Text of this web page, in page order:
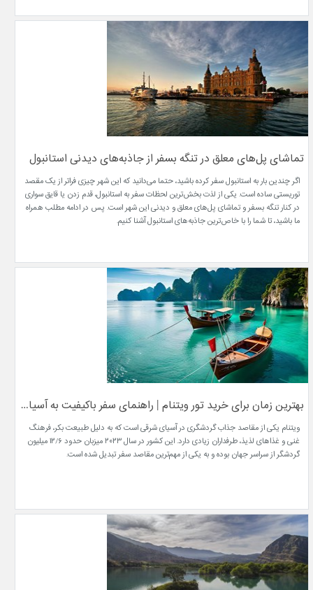
تماشای پل‌های معلق در تنگه بسفر از جاذبه‌های دیدنی استانبول
اگر چندین بار به استانبول سفر کرده‌ باشید، حتماً می‌دانید که این شهر چیزی فراتر از یک مقصد
توریستی ساده است. یکی از لذت‌ بخش‌ترین لحظات سفر به استانبول، قدم زدن یا قایق‌ سواری
در کنار تنگه بسفر و تماشای پل‌های معلق و دیدنی این شهر است. پس در ادامه مطلب همراه
ما باشید، تا شما را با خاص‌ترین جاذبه‌های استانبول آشنا ‌کنیم.
بهترین زمان برای خرید تور ویتنام | راهنمای سفر باکیفیت به آسیای شرقی
ویتنام یکی از مقاصد جذاب گردشگری در آسیای شرقی است که به دلیل طبیعت بکر، فرهنگ
غنی و غذاهای لذیذ، طرفداران زیادی دارد. این کشور در سال ۲۰۲۳ میزبان حدود ۱۲/۶ میلیون
گردشگر از سراسر جهان بوده و به یکی از مهم‌ترین مقاصد سفر تبدیل شده است.